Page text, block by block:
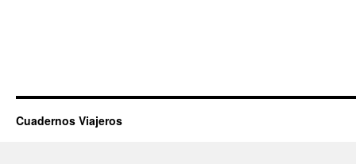
Cuadernos Viajeros